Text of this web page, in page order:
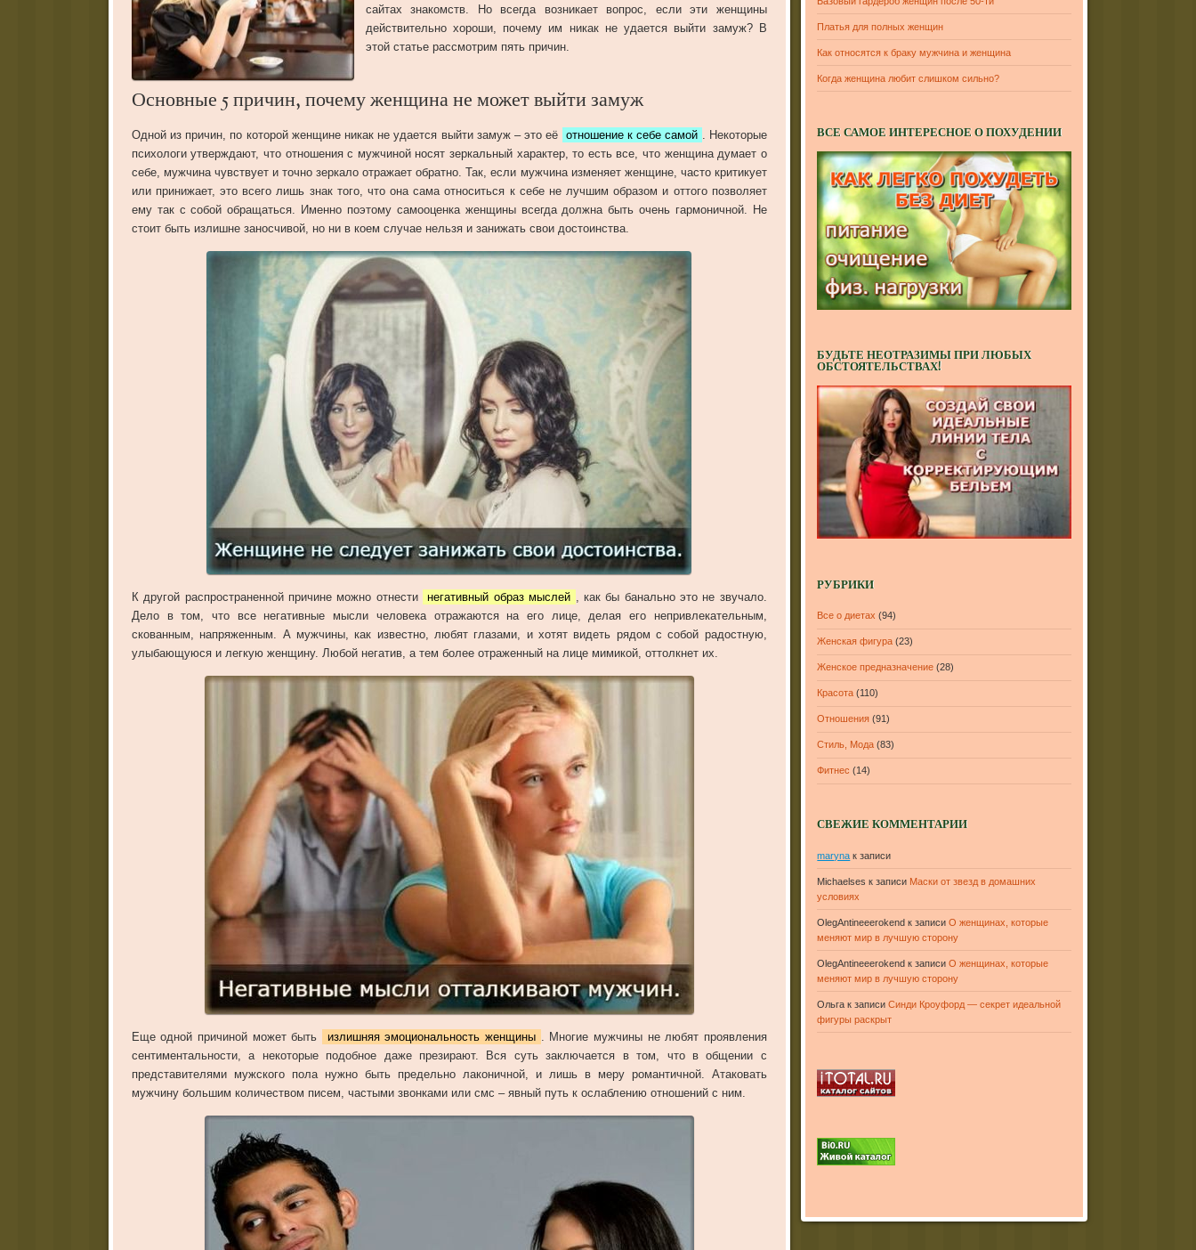
сайтах знакомств. Но всегда возникает вопрос, если эти женщины
действительно хороши, почему им никак не удается выйти замуж? В
этой статье рассмотрим пять причин.
Основные 5 причин, почему женщина не может выйти замуж
Одной из причин, по которой женщине никак не удается выйти замуж – это её отношение к себе самой
. Некоторые
психологи утверждают, что отношения с мужчиной носят зеркальный характер, то есть все, что женщина думает о
себе, мужчина чувствует и точно зеркало отражает обратно. Так, если мужчина изменяет женщине, часто критикует
или принижает, это всего лишь знак того, что она сама относиться к себе не лучшим образом и оттого позволяет
ему так с собой обращаться. Именно поэтому самооценка женщины всегда должна быть очень гармоничной. Не
стоит быть излишне заносчивой, но ни в коем случае нельзя и занижать свои достоинства.
К другой распространенной причине можно отнести негативный образ мыслей
, как бы банально это не звучало.
Дело в том, что все негативные мысли человека отражаются на его лице, делая его непривлекательным,
скованным, напряженным. А мужчины, как известно, любят глазами, и хотят видеть рядом с собой радостную,
улыбающуюся и легкую женщину. Любой негатив, а тем более отраженный на лице мимикой, оттолкнет их.
Еще одной причиной может быть излишняя эмоциональность женщины
. Многие мужчины не любят проявления
сентиментальности, а некоторые подобное даже презирают. Вся суть заключается в том, что в общении с
представителями мужского пола нужно быть предельно лаконичной, и лишь в меру романтичной. Атаковать
мужчину большим количеством писем, частыми звонками или смс – явный путь к ослаблению отношений с ним.
Платья для полных женщин
Как относятся к браку мужчина и женщина
Когда женщина любит слишком сильно?
ВСЕ САМОЕ ИНТЕРЕСНОЕ О ПОХУДЕНИИ
БУДЬТЕ НЕОТРАЗИМЫ ПРИ ЛЮБЫХ
ОБСТОЯТЕЛЬСТВАХ!
РУБРИКИ
Все о диетах (94)
Женская фигура (23)
Женское предназначение (28)
Красота (110)
Отношения (91)
Стиль, Мода (83)
Фитнес (14)
СВЕЖИЕ КОММЕНТАРИИ
maryna к записи
Michaelses к записи Маски от звезд в домашних
условиях
OlegAntineeerokend к записиО женщинах, которые
меняют мир в лучшую сторону
OlegAntineeerokend к записиО женщинах, которые
меняют мир в лучшую сторону
Ольга к записиСинди Кроуфорд — секрет идеальной
фигуры раскрыт